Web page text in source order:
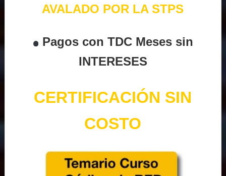
AVALADO POR LA STPS
Pagos con TDC Meses sin
INTERESES
CERTIFICACIÓN SIN
COSTO